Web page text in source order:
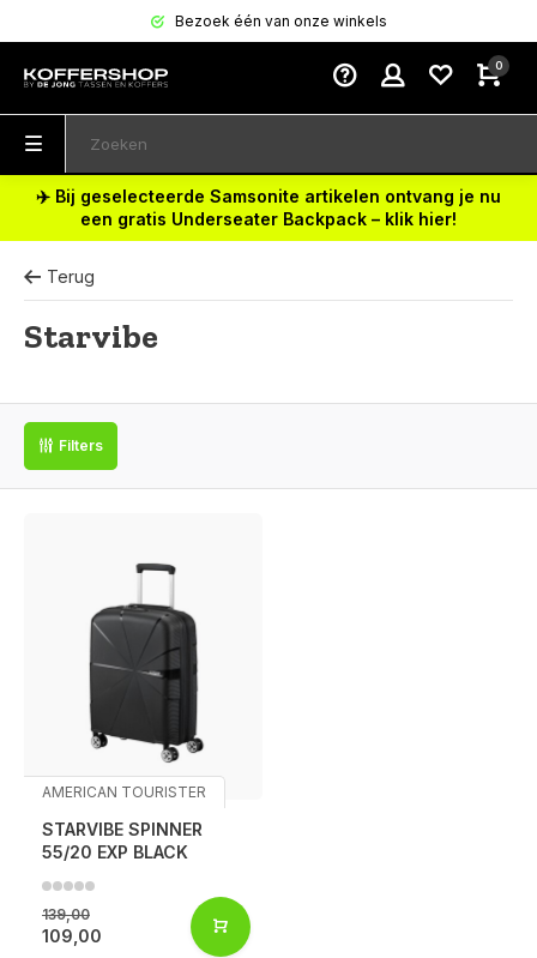
Bezoek één van onze winkels
0
✈️ Bij geselecteerde Samsonite artikelen ontvang je nu
een gratis Underseater Backpack – klik hier!
Terug
Starvibe
Filters
AMERICAN TOURISTER
STARVIBE SPINNER
55/20 EXP BLACK
139,00
109,00